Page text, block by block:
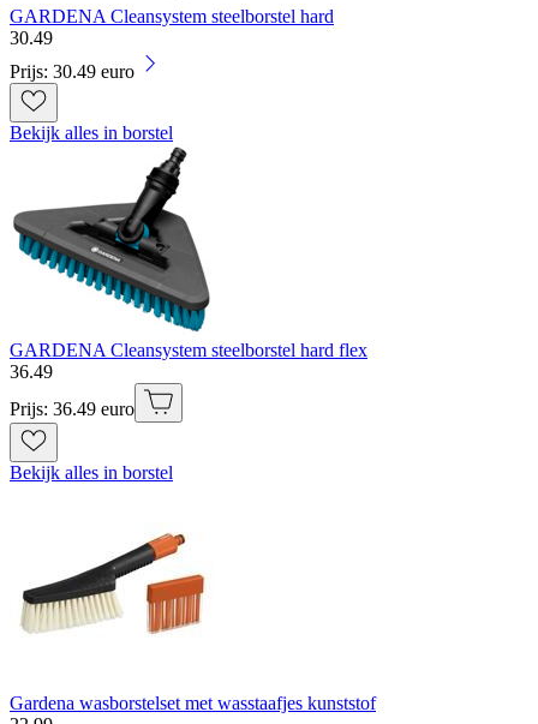
GARDENA Cleansystem steelborstel hard
30.49
Prijs: 30.49 euro
Bekijk alles in borstel
GARDENA Cleansystem steelborstel hard flex
36.49
Prijs: 36.49 euro
Bekijk alles in borstel
Gardena wasborstelset met wasstaafjes kunststof